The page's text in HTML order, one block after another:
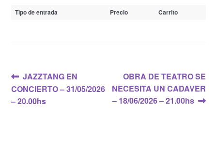
Tipo de entrada Precio Carrito
Navegación
de
Anterior:
JAZZTANG EN
CONCIERTO – 31/05/2026
– 20.00hs
Siguiente:
OBRA DE TEATRO SE
NECESITA UN CADAVER
– 18/06/2026 – 21.00hs